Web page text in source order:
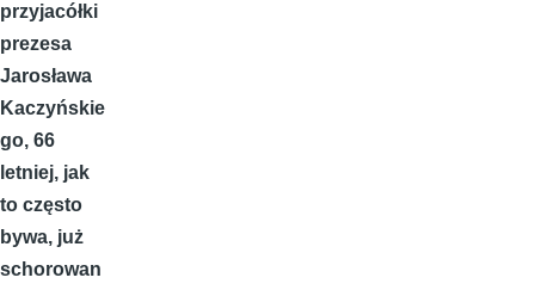
przyjacółki
prezesa
Jarosława
Kaczyńskie
go, 66
letniej, jak
to często
bywa, już
schorowan